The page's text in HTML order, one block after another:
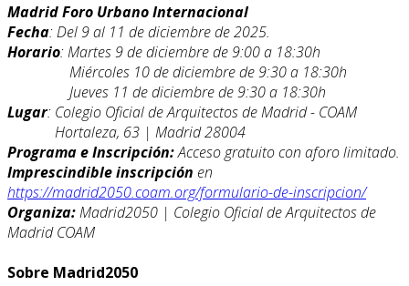
Madrid Foro Urbano Internacional
Fecha: Del 9 al 11 de diciembre de 2025.
Horario: Martes 9 de diciembre de 9:00 a 18:30h
Miércoles 10 de diciembre de 9:30 a 18:30h
Jueves 11 de diciembre de 9:30 a 18:30h
Lugar: Colegio Oficial de Arquitectos de Madrid - COAM
Hortaleza, 63 | Madrid 28004
Programa e Inscripción:Acceso gratuito con aforo limitado.
Imprescindible inscripción en
https://madrid2050.coam.org/formulario-de-inscripcion/
Organiza:Madrid2050 | Colegio Oficial de Arquitectos de
Madrid COAM
Sobre Madrid2050